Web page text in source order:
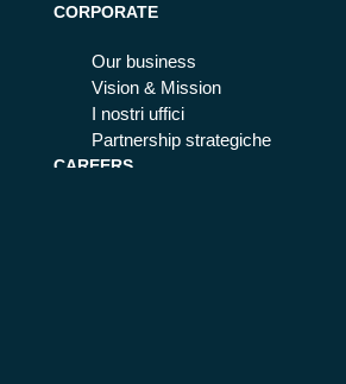
CORPORATE
Our business
Vision & Mission
I nostri uffici
Partnership strategiche
CAREERS